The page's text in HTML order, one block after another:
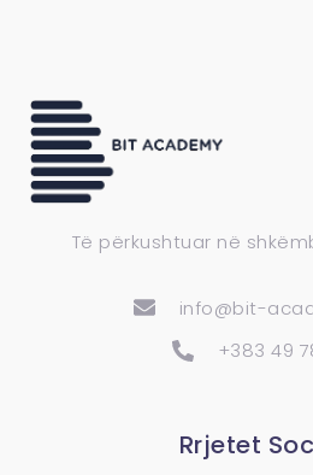
Të përkushtuar në
info@bit-
+383 49
Rrjetet